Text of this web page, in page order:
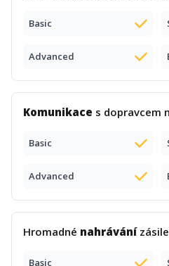
Basic
Advanced
Komunikace s dopravcem
Basic
Advanced
Hromadné nahrávání
Basic